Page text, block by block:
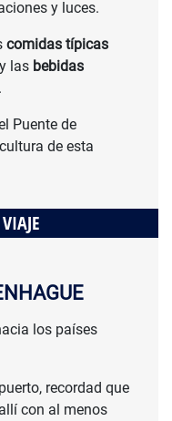
y luces.
comidas típicas
las bebidas
Puente de
de esta
los países
recordad que
con al menos